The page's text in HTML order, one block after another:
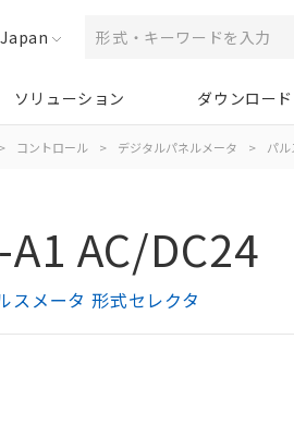
Japan
ソリューション ダウンロード
> コントロール > デジタルパネルメータ > パ
AC/DC24
スメータ 形式セレクタ